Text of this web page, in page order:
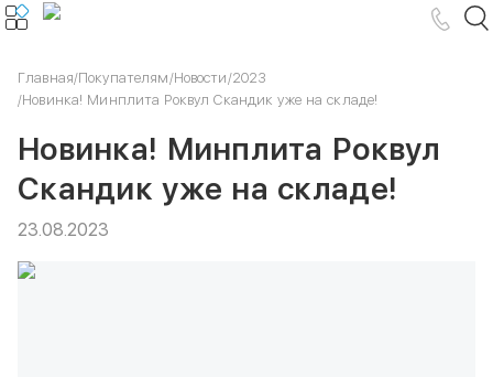
Главная/Покупателям/Новости/2023
/Новинка! Минплита Роквул Скандик уже на складе!
Новинка! Минплита Роквул
Скандик уже на складе!
23.08.2023